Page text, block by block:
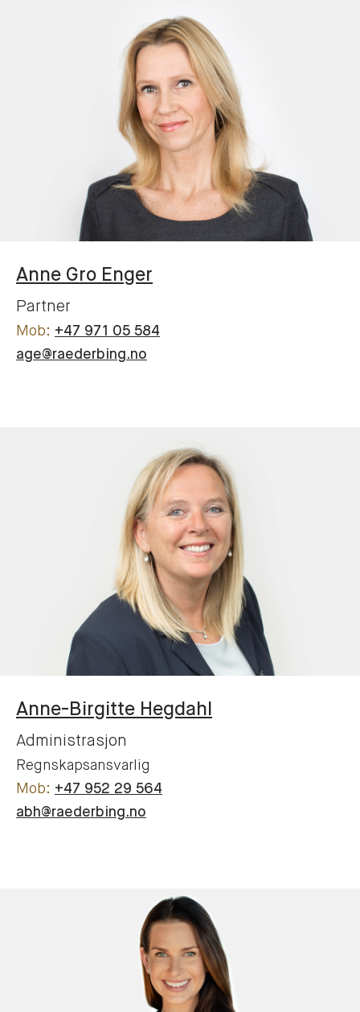
Anne Gro Enger
Partner
+47 971 05 584
age@raederbing.no
Anne-Birgitte Hegdahl
Administrasjon
Regnskapsansvarlig
+47 952 29 564
abh@raederbing.no